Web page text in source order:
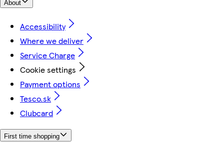
About
Accessibility
Where we deliver
Service Charge
Cookie settings
Payment options
Tesco.sk
Clubcard
First time shopping